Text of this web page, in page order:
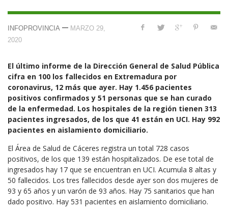
INFOPROVINCIA — MARZO 29,
2020
El último informe de la Dirección General de Salud Pública
cifra en 100 los fallecidos en Extremadura por
coronavirus, 12 más que ayer. Hay 1.456 pacientes
positivos confirmados y 51 personas que se han curado
de la enfermedad. Los hospitales de la región tienen 313
pacientes ingresados, de los que 41 están en UCI. Hay 992
pacientes en aislamiento domiciliario.
El Área de Salud de Cáceres registra un total 728 casos
positivos, de los que 139 están hospitalizados. De ese total de
ingresados hay 17 que se encuentran en UCI. Acumula 8 altas y
50 fallecidos. Los tres fallecidos desde ayer son dos mujeres de
93 y 65 años y un varón de 93 años. Hay 75 sanitarios que han
dado positivo. Hay 531 pacientes en aislamiento domiciliario.